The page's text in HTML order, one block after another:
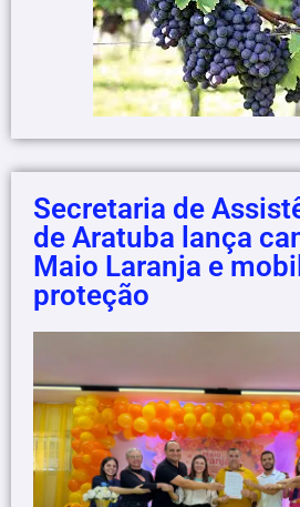
Secretaria de
de Aratuba lança
Maio Laranja e
proteção